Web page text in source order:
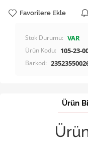
Favorilere Ekle
Stok Durumu: VAR
Ürün Kodu: 105-23-
Barkod:
Ürün